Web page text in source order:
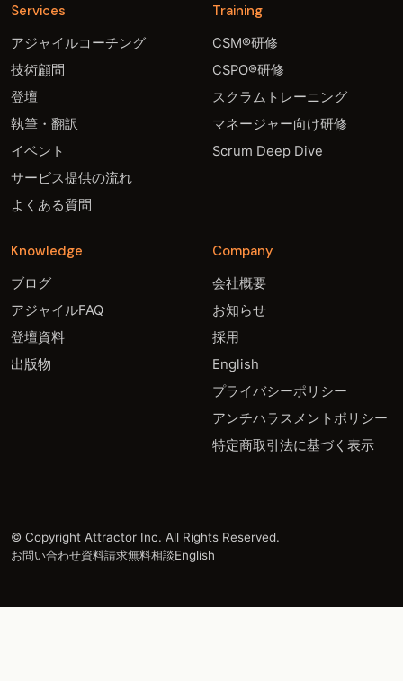
Services
アジャイルコーチング
技術顧問
登壇
執筆・翻訳
イベント
サービス提供の流れ
よくある質問
Training
CSM®研修
CSPO®研修
スクラムトレーニング
マネージャー向け研修
Scrum Deep Dive
Knowledge
ブログ
アジャイルFAQ
登壇資料
出版物
Company
会社概要
お知らせ
採用
English
プライバシーポリシー
アンチハラスメントポリシー
特定商取引法に基づく表示
© Copyright Attractor Inc. All Rights Reserved.
お問い合わせ資料請求無料相談English